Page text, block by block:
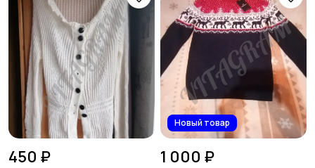
450 ₽
Новый товар
1 000 ₽